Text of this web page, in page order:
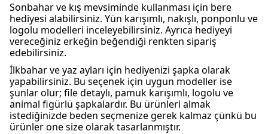
Sonbahar ve kış mevsiminde kullanması için bere
hediyesi alabilirsiniz. Yün karışımlı, nakışlı, ponponlu ve
logolu modelleri inceleyebilirsiniz. Ayrıca hediyeyi
vereceğiniz erkeğin beğendiği renkten sipariş
edebilirsiniz.
İlkbahar ve yaz ayları için hediyenizi şapka olarak
yapabilirsiniz. Bu seçenek için uygun modeller ise
şunlar olur; file detaylı, pamuk karışımlı, logolu ve
animal figürlü şapkalardır. Bu ürünleri almak
istediğinizde beden seçmenize gerek kalmaz çünkü bu
ürünler one size olarak tasarlanmıştır.